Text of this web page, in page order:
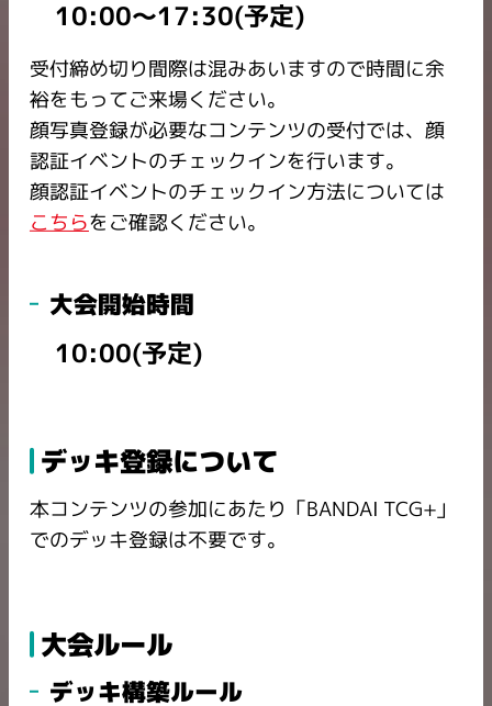
10:00～17:30(予定)
受付締め切り間際は混みあいますので時間に余
裕をもってご来場ください。​
顔写真登録が必要なコンテンツの受付では、顔
認証イベントのチェックインを行います。
顔認証イベントのチェックイン方法については
こちらをご確認ください。
大会開始時間
10:00(予定)
デッキ登録について
本コンテンツの参加にあたり「BANDAI TCG+」
でのデッキ登録は不要です。
大会ルール
デッキ構築ルール